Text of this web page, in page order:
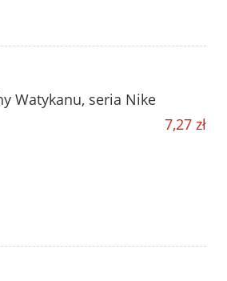
Watykanu, seria Nike
7,27 zł